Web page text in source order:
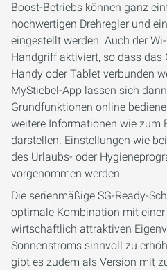
Boost-Betriebs können ganz
hochwertigen Drehregler und
eingestellt werden. Auch der
Handgriff aktiviert, so dass das
Handy oder Tablet verbunden
MyStiebel-App lassen sich
Grundfunktionen online
weitere Informationen wie zum
darstellen. Einstellungen wie
des Urlaubs- oder
vorgenommen werden.
Die serienmäßige SG-Ready-
optimale Kombination mit einer
wirtschaftlich attraktiven
Sonnenstroms sinnvoll zu
gibt es zudem als Version mit